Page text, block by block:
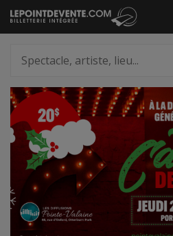
Passer
au
artiste,
lieu...